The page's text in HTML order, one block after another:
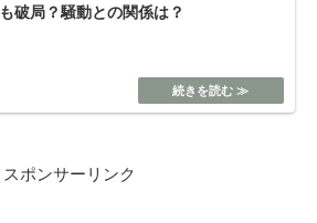
も破局？騒動との関係は？
スポンサーリンク